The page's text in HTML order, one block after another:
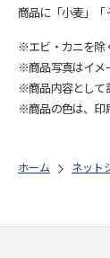
商品に「小麦」「
※エビ・カニを除
※商品写真はイメ
※商品内容として
※商品の色は、印
ホーム ネット